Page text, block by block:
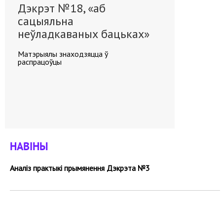
Дэкрэт №18, «аб
сацыяльна
неўладкаваных бацьках»
Матэрыялы знаходзяцца ў
распрацоўцы
НАВІНЫ
Аналіз практыкі прымянення Дэкрэта №3